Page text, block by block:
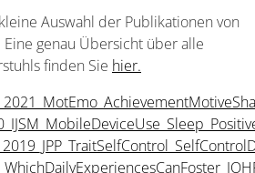
Auswahl der Publikationen von
genau Übersicht über alle
finden Sie hier.